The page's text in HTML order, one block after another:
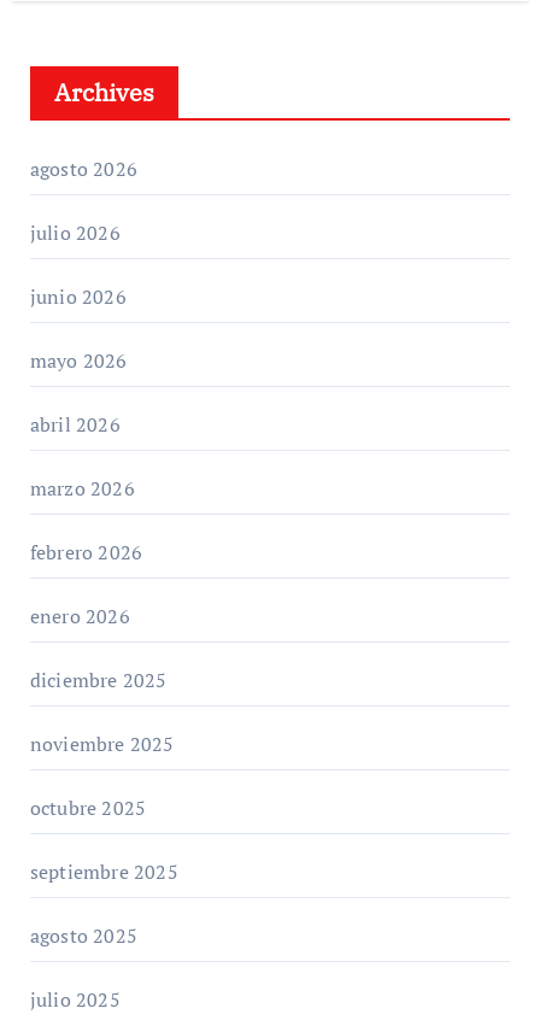
Archives
agosto 2026
julio 2026
junio 2026
mayo 2026
abril 2026
marzo 2026
febrero 2026
enero 2026
diciembre 2025
noviembre 2025
octubre 2025
septiembre 2025
agosto 2025
julio 2025